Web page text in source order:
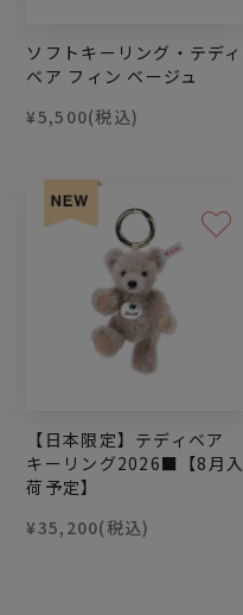
ソフトキーリング・テディ
ベア フィン ベージュ
¥5,500(税込)
【日本限定】テディベア
キーリング2026■【8月入
荷予定】
¥35,200(税込)